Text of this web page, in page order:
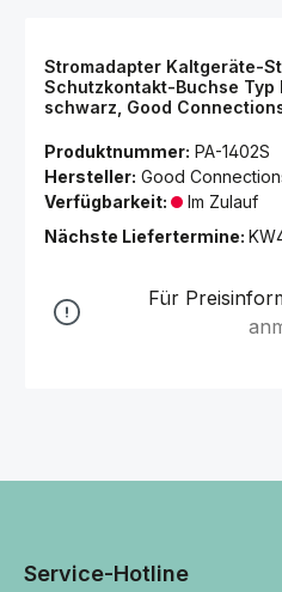
Stromadapter Kaltgeräte-
Schutzkontakt-Buchse Typ
schwarz, Good
Produktnummer: PA-1402S
Hersteller: Good
Verfügbarkeit:
Im Zulauf
Nächste Liefertermine:
Für
Service-Hotline